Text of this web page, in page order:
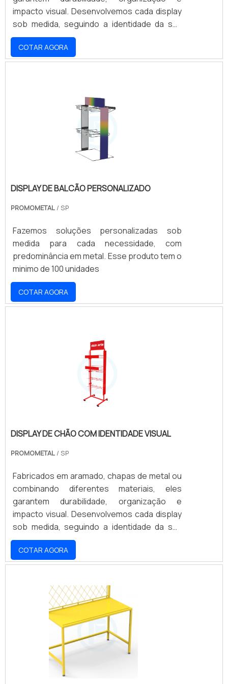
impacto visual. Desenvolvemos cada display
sob medida, seguindo a identidade da sua
marca e as necessidades do seu projeto.
COTAR AGORA
DISPLAY DE BALCÃO PERSONALIZADO
PROMOMETAL / SP
Fazemos soluções personalizadas sob
medida para cada necessidade, com
predominância em metal. Esse produto tem o
minimo de 100 unidades
COTAR AGORA
DISPLAY DE CHÃO COM IDENTIDADE VISUAL
PROMOMETAL / SP
Fabricados em aramado, chapas de metal ou
combinando diferentes materiais, eles
garantem durabilidade, organização e
impacto visual. Desenvolvemos cada display
sob medida, seguindo a identidade da sua
marca e as necessidades do seu projeto.
COTAR AGORA